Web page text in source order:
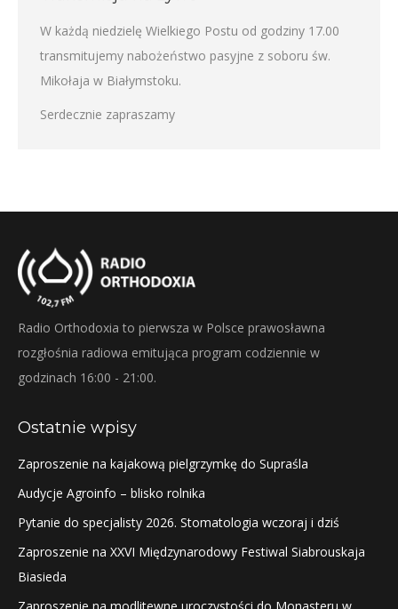
W każdą niedzielę Wielkiego Postu od godziny 17.00
transmitujemy nabożeństwo pasyjne z soboru św.
Mikołaja w Białymstoku.
Serdecznie zapraszamy
Radio Orthodoxia to pierwsza w Polsce prawosławna
rozgłośnia radiowa emitująca program codziennie w
godzinach 16:00 - 21:00.
Ostatnie wpisy
Zaproszenie na kajakową pielgrzymkę do Supraśla
Audycje Agroinfo – blisko rolnika
Pytanie do specjalisty 2026. Stomatologia wczoraj i dziś
Zaproszenie na XXVI Międzynarodowy Festiwal Siabrouskaja
Biasieda